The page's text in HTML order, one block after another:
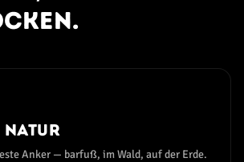
Natur
Anker — barfuß, im Wald, auf der Erde.